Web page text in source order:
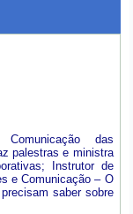
das
palestras e ministra
Instrutor de
e Comunicação – O
saber sobre